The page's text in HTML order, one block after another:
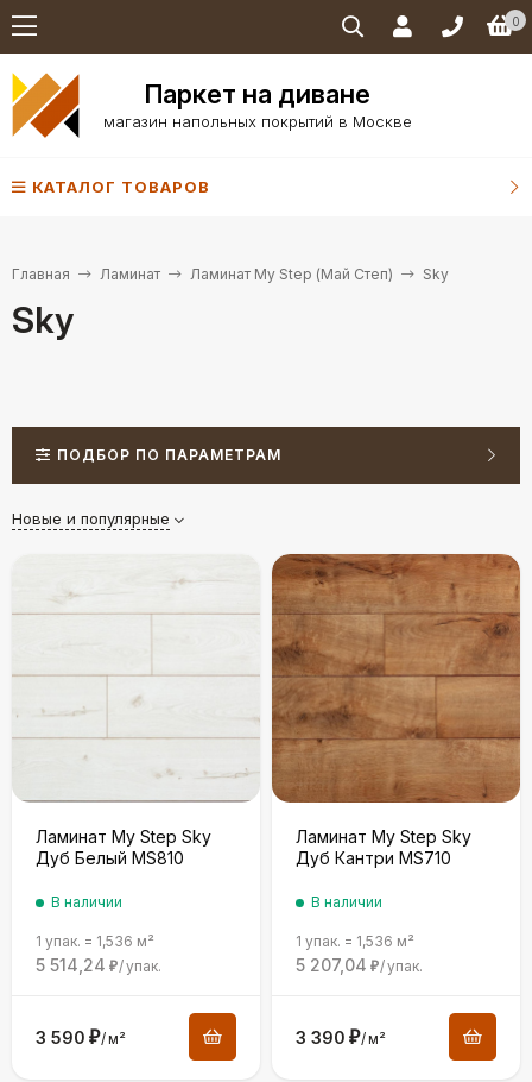
0
Паркет на диване
магазин напольных покрытий в Москве
КАТАЛОГ ТОВАРОВ
Главная Ламинат Ламинат My Step (Май Степ) Sky
Sky
ПОДБОР ПО ПАРАМЕТРАМ
Новые и популярные
Ламинат My Step Sky
Дуб Белый MS810
В наличии
1 упак. = 1,536 м²
5 514,24 ₽/упак.
3 590 ₽/м²
Ламинат My Step Sky
Дуб Кантри MS710
В наличии
1 упак. = 1,536 м²
5 207,04 ₽/упак.
3 390 ₽/м²